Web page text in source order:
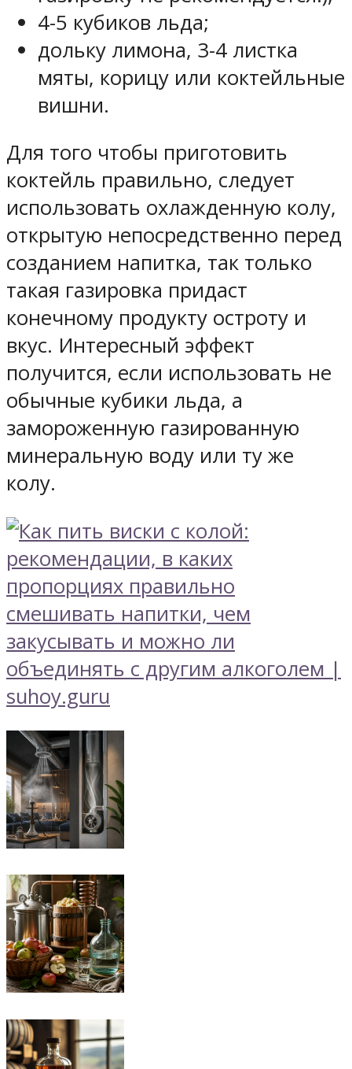
4-5 кубиков льда;
дольку лимона, 3-4 листка
мяты, корицу или коктейльные
вишни.
Для того чтобы приготовить
коктейль правильно, следует
использовать охлажденную колу,
открытую непосредственно перед
созданием напитка, так только
такая газировка придаст
конечному продукту остроту и
вкус. Интересный эффект
получится, если использовать не
обычные кубики льда, а
замороженную газированную
минеральную воду или ту же
колу.